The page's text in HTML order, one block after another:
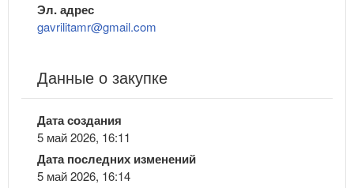
Эл. адрес
gavrilitamr@gmail.com
Данные о закупке
Дата создания
5 май 2026, 16:11
Дата последних изменений
5 май 2026, 16:14